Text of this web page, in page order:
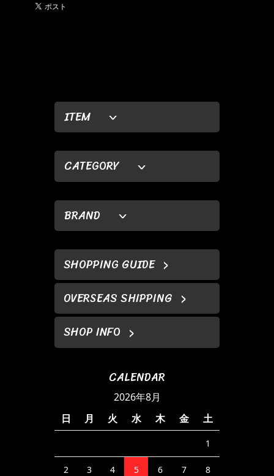
ITEM
CATEGORY
BRAND
SHOPPING GUIDE
OVERSEAS SHIPPING
SHOP INFO
CALENDAR
2026年8月
日
月 火 水 木 金 土
1
2 3 4 5 6 7 8